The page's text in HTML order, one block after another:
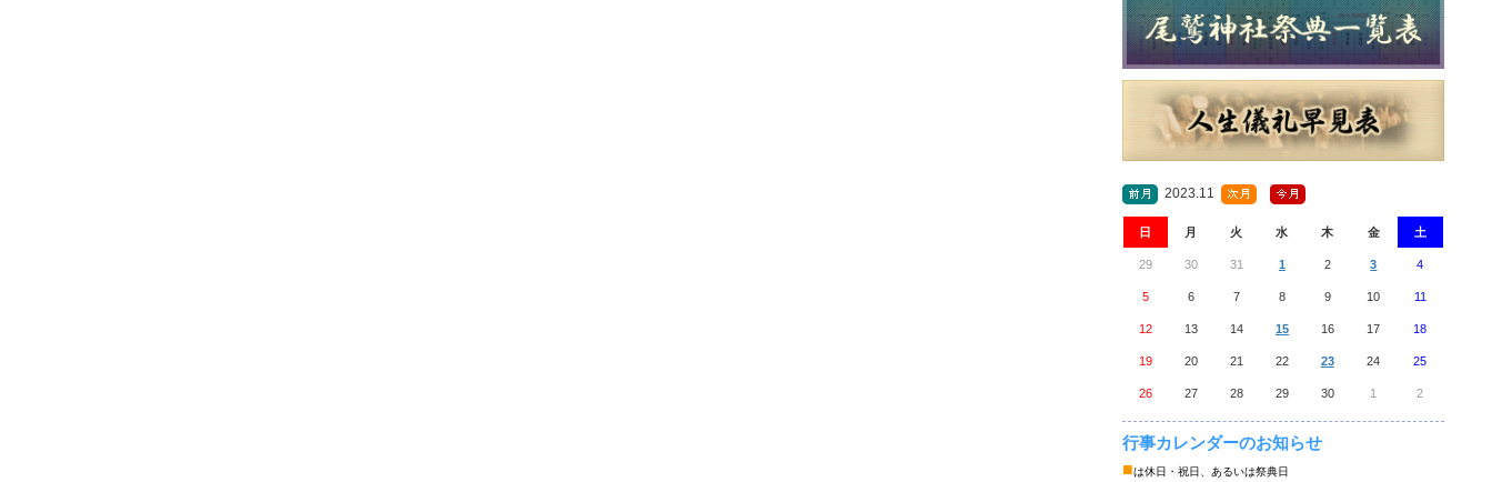
2023.11
日 月 火 水 木 金 土
29 30 31 1 2 3 4
5 6 7 8 9 10 11
12 13 14 15 16 17 18
19 20 21 22 23 24 25
26 27 28 29 30 1 2
行事カレンダーのお知らせ
■は休日・祝日、あるいは祭典日